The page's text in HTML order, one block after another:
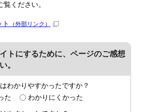
ください。
（外部リンク）
トにするために、ページのご感想
。
わかりやすかったですか？
た
わかりにくかった